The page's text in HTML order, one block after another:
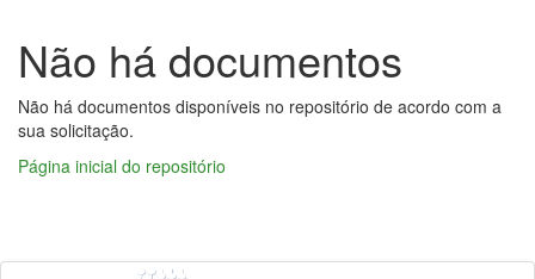
Não há documentos
Não há documentos disponíveis no repositório de acordo com a
sua solicitação.
Página inicial do repositório